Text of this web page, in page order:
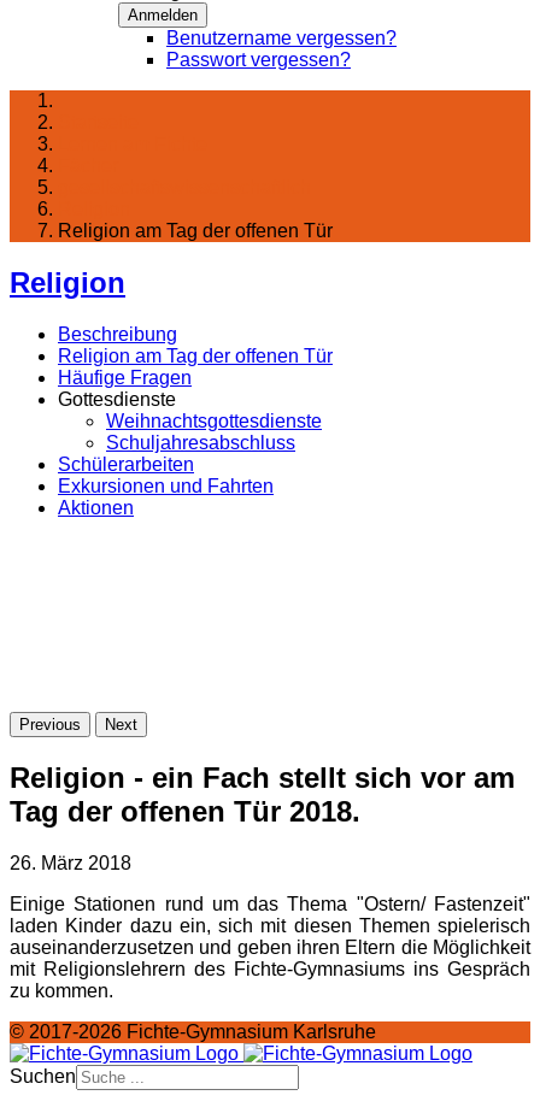
Anmelden
Benutzername vergessen?
Passwort vergessen?
Religion am Tag der offenen Tür
Religion
Beschreibung
Religion am Tag der offenen Tür
Häufige Fragen
Gottesdienste
Weihnachtsgottesdienste
Schuljahresabschluss
Schülerarbeiten
Exkursionen und Fahrten
Aktionen
Previous Next
Religion - ein Fach stellt sich vor am
Tag der offenen Tür 2018.
26. März 2018
Einige Stationen rund um das Thema "Ostern/ Fastenzeit"
laden Kinder dazu ein, sich mit diesen Themen spielerisch
auseinanderzusetzen und geben ihren Eltern die Möglichkeit
mit Religionslehrern des Fichte-Gymnasiums ins Gespräch
zu kommen.
© 2017-2026 Fichte-Gymnasium Karlsruhe
Suchen